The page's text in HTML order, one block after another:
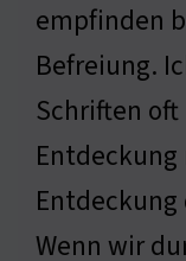
empfinden
Befreiung.
Schriften
Wenn wir